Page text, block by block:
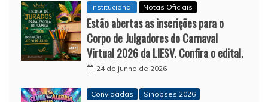
Institucional Notas Oficiais
Estão abertas as inscrições para o
Corpo de Julgadores do Carnaval
Virtual 2026 da LIESV. Confira o edital.
24 de junho de 2026
Convidadas Sinopses 2026